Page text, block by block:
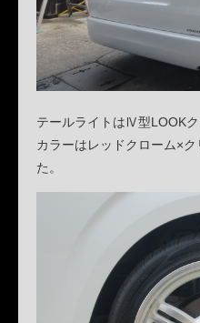
テールライトはⅣ型LOOKク
カラーはレッドクローム×
た。